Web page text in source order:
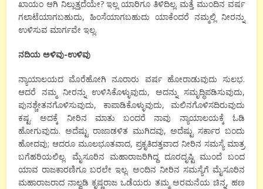
ಖಾಯಂ ಆಗಿ ನಿಲ್ಲುತ್ತದೆಯೇ? ಇಲ್ಲ ಯಾರಿಗೂ ತಿಳಿದಿಲ್ಲ. ಮತ್ತೆ ಮುಂದಿನ ವರ್ಷ
ಗಲಾಟೆಯಾಗಬಹುದು, ಹಿಂಸೆಯಾಗಬಹುದು ಯಾಕೆಂದರೆ ನಮ್ಮಲ್ಲಿ ನೀರನ್ನು
ಉಳಿಸುವ ಮಾರ್ಗವೇ ಇಲ್ಲ.
ನದಿಯ ಅಳಿವು-ಉಳಿವು
ನ್ಯಾಯಾಲಯದ ಮೊರೆಹೋಗಿ ನೂರಾರು ವರ್ಷ ಹೋರಾಡುವುದು ಸುಲಭ.
ಆದರೆ ನಮ್ಮ ನೀರನ್ನು ಉಳಿಸಿಕೊಳ್ಳುವುದು, ಅದನ್ನು ಸಮೃದ್ಧಿಪಡಿಸುವುದು,
ಪುನಶ್ಚೇತನಗೊಳಿಸುವುದು, ಕಾಪಾಡಿಕೊಳ್ಳುವುದು, ಮಲಿನಗೊಳಿಸದಿರುವುದು
ಕಷ್ಟ. ಅದಕ್ಕೆ ನೀರಿನ ಮಾತು ಬಂದರೆ ನಾವು ನ್ಯಾಯಾಲಯಕ್ಕೆ ಓಡಿ
ಹೋಗುವುದು. ಅದೆಷ್ಟು ರಾಜಾಡಳಿತ ಮುಗಿದವು, ಅದೆಷ್ಟು ಸರ್ಕಾರ ಬಂದು
ಹೋದವು; ಆದರೂ ಮೂಲಭೂತವಾದ, ಪ್ರಕೃತಿದತ್ತವಾದ ನೀರಿನ ಸಮಸ್ಯೆ ಮಾತ್ರ
ಬಗೆಹರಿಯಲಿಲ್ಲ. ಮೈಸೂರಿನ ಮಹಾರಾಜರಿಗಿದ್ದ ದೂರದೃಷ್ಟಿ ಮುಂದೆ ಬಂದ
ಯಾವ ರಾಜಕಾರಣಿಗೂ ಬರಲೇ ಇಲ್ಲ. ಅಂದಿನ ನೀರಿನ ಸಮಸ್ಯೆಗೆ ಮೈಸೂರಿನ
ಮಹಾರಾಜರಾದ ನಾಲ್ವಡಿ ಕೃಷ್ಣರಾಜ ಒಡೆಯರು ತಮ್ಮ ಅರಮನೆಯ ಚಿನ್ನ, ಹಣ